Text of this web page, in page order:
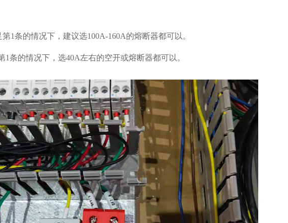
1条的情况下，建议选100A-160A的熔断器都可以。
1条的情况下，选40A左右的空开或熔断器都可以。